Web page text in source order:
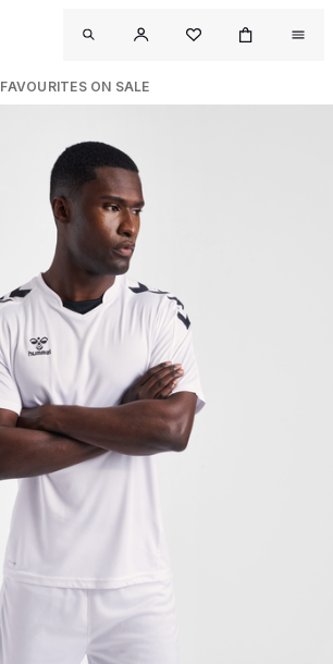
FAVOURITES ON SALE